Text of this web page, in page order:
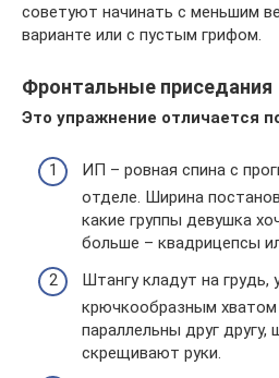
советуют начинать с меньшим
варианте или с пустым грифом.
Фронтальные приседания
Это упражнение отличается
ИП – ровная спина с
отделе. Ширина
какие группы девушка
больше – квадрицепсы
Штангу кладут на
крючкообразным хватом
параллельны друг другу,
скрещивают руки.